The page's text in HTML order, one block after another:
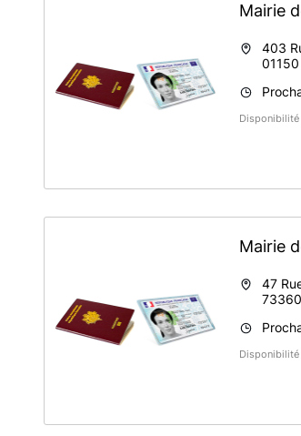
Mairie
403
01150
Disponibilité
Mairie
47
73360